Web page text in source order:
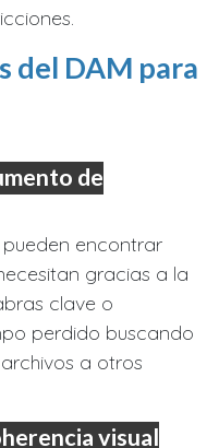
del DAM para
de
encontrar
gracias a la
clave o
perdido buscando
a otros
visual